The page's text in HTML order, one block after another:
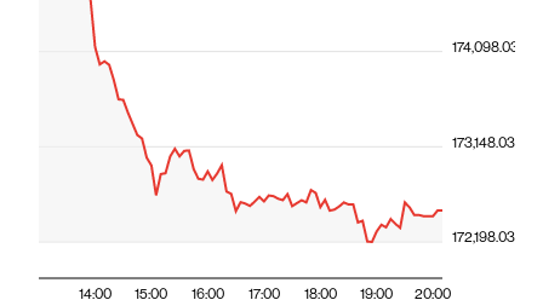
14:00 15:00 16:00 17:00 18:00 19:00 20:00
172,198.03
173,148.03
174,098.03